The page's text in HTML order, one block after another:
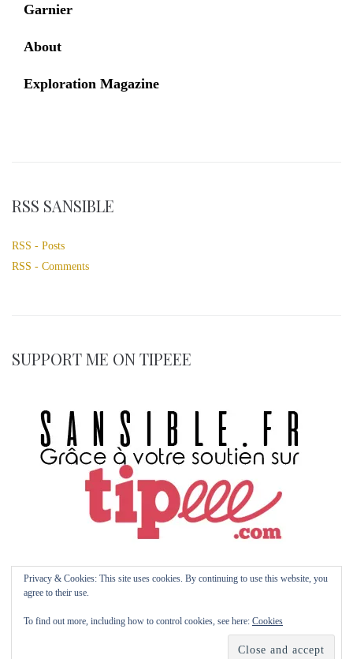
Garnier
About
Exploration Magazine
RSS SANSIBLE
RSS - Posts
RSS - Comments
SUPPORT ME ON TIPEEE
© 2026 Sansible.fr by Maïm Garnier | with Kava | Multipurpose WP Theme with
Pinterest
Artstation
Privacy & Cookies: This site uses cookies. By continuing to use this website, you
agree to their use.
To find out more, including how to control cookies, see here: Cookies